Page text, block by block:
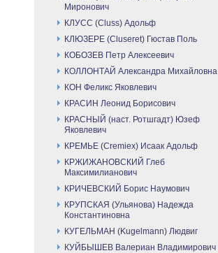
Миронович
КЛУСС (Cluss) Адольф
КЛЮЗЕРЕ (Cluseret) Гюстав Поль
КОБОЗЕВ Петр Алексеевич
КОЛЛОНТАЙ Александра Михайловна
КОН Феликс Яковлевич
КРАСИН Леонид Борисович
КРАСНЫЙ (наст. Ротшгадт) Юзеф
Яковлевич
КРЕМЬЕ (Cremiex) Исаак Адольф
КРЖИЖАНОВСКИЙ Глеб
Максимилианович
КРИЧЕВСКИЙ Борис Наумович
КРУПСКАЯ (Ульянова) Надежда
Константиновна
КУГЕЛЬМАН (Kugelmann) Людвиг
КУЙБЫШЕВ Валериан Владимирович